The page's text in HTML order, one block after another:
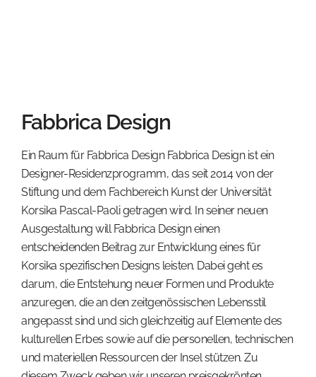
Fabbrica Design
Ein Raum für Fabbrica Design Fabbrica Design ist ein
Designer-Residenzprogramm, das seit 2014 von der
Stiftung und dem Fachbereich Kunst der Universität
Korsika Pascal-Paoli getragen wird. In seiner neuen
Ausgestaltung will Fabbrica Design einen
entscheidenden Beitrag zur Entwicklung eines für
Korsika spezifischen Designs leisten. Dabei geht es
darum, die Entstehung neuer Formen und Produkte
anzuregen, die an den zeitgenössischen Lebensstil
angepasst sind und sich gleichzeitig auf Elemente des
kulturellen Erbes sowie auf die personellen, technischen
und materiellen Ressourcen der Insel stützen. Zu